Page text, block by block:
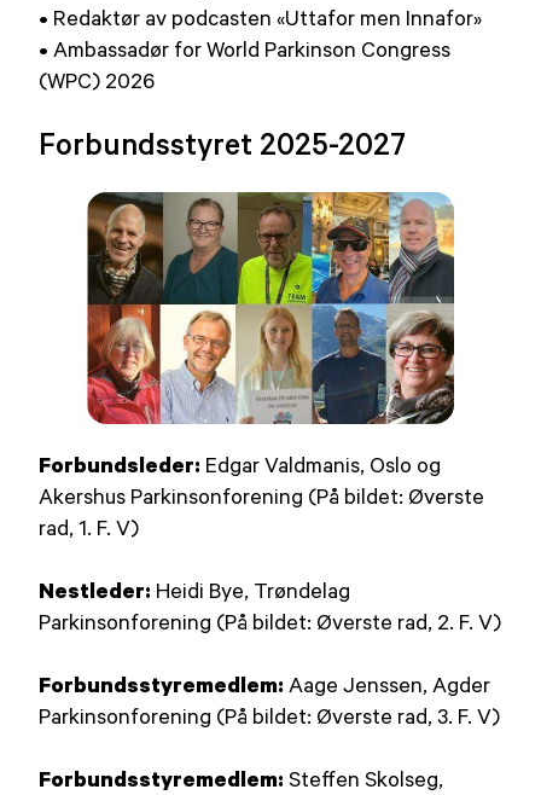
• Redaktør av podcasten «Uttafor men Innafor»
• Ambassadør for World Parkinson Congress
(WPC) 2026
Forbundsstyret 2025-2027
Forbundsleder: Edgar Valdmanis, Oslo og
Akershus Parkinsonforening (På bildet: Øverste
rad, 1. F. V)
Nestleder: Heidi Bye, Trøndelag
Parkinsonforening (På bildet: Øverste rad, 2. F. V)
Forbundsstyremedlem: Aage Jenssen, Agder
Parkinsonforening (På bildet: Øverste rad, 3. F. V)
Forbundsstyremedlem: Steffen Skolseg,